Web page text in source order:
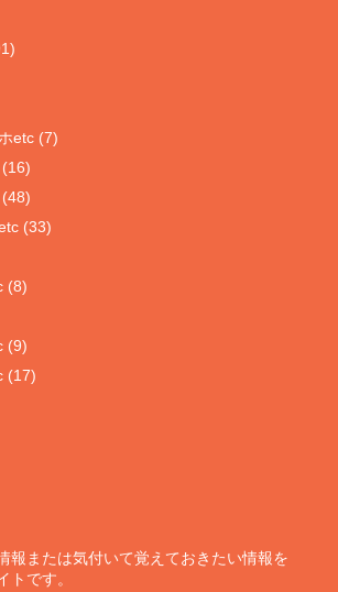
etc (7)
(33)
(8)
(9)
(17)
報または気付いて覚えておきたい情報を
トです。